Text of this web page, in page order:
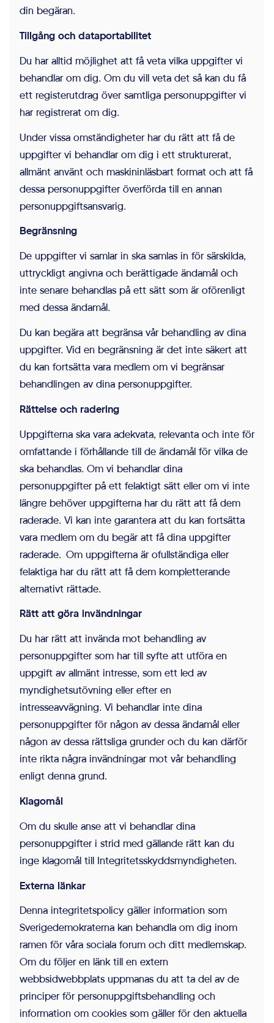
din begäran.
Tillgång och dataportabilitet
Du har alltid möjlighet att få veta vilka uppgifter vi
behandlar om dig. Om du vill veta det så kan du få
ett registerutdrag över samtliga personuppgifter vi
har registrerat om dig.
Under vissa omständigheter har du rätt att få de
uppgifter vi behandlar om dig i ett strukturerat,
allmänt använt och maskininläsbart format och att få
dessa personuppgifter överförda till en annan
personuppgiftsansvarig.
Begränsning
De uppgifter vi samlar in ska samlas in för särskilda,
uttryckligt angivna och berättigade ändamål och
inte senare behandlas på ett sätt som är oförenligt
med dessa ändamål.
Du kan begära att begränsa vår behandling av dina
uppgifter. Vid en begränsning är det inte säkert att
du kan fortsätta vara medlem om vi begränsar
behandlingen av dina personuppgifter.
Rättelse och radering
Uppgifterna ska vara adekvata, relevanta och inte för
omfattande i förhållande till de ändamål för vilka de
ska behandlas. Om vi behandlar dina
personuppgifter på ett felaktigt sätt eller om vi inte
längre behöver uppgifterna har du rätt att få dem
raderade. Vi kan inte garantera att du kan fortsätta
vara medlem om du begär att få dina uppgifter
raderade. Om uppgifterna är ofullständiga eller
felaktiga har du rätt att få dem kompletterande
alternativt rättade.
Rätt att göra invändningar
Du har rätt att invända mot behandling av
personuppgifter som har till syfte att utföra en
uppgift av allmänt intresse, som ett led av
myndighetsutövning eller efter en
intresseavvägning. Vi behandlar inte dina
personuppgifter för någon av dessa ändamål eller
någon av dessa rättsliga grunder och du kan därför
inte rikta några invändningar mot vår behandling
enligt denna grund.
Klagomål
Om du skulle anse att vi behandlar dina
personuppgifter i strid med gällande rätt kan du
inge klagomål till Integritetsskyddsmyndigheten.
Externa länkar
Denna integritetspolicy gäller information som
Sverigedemokraterna kan behandla om dig inom
ramen för våra sociala forum och ditt medlemskap.
Om du följer en länk till en extern
webbsidwebbplats uppmanas du att ta del av de
principer för personuppgiftsbehandling och
information om cookies som gäller för den aktuella